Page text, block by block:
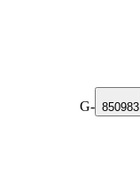
G- 850983